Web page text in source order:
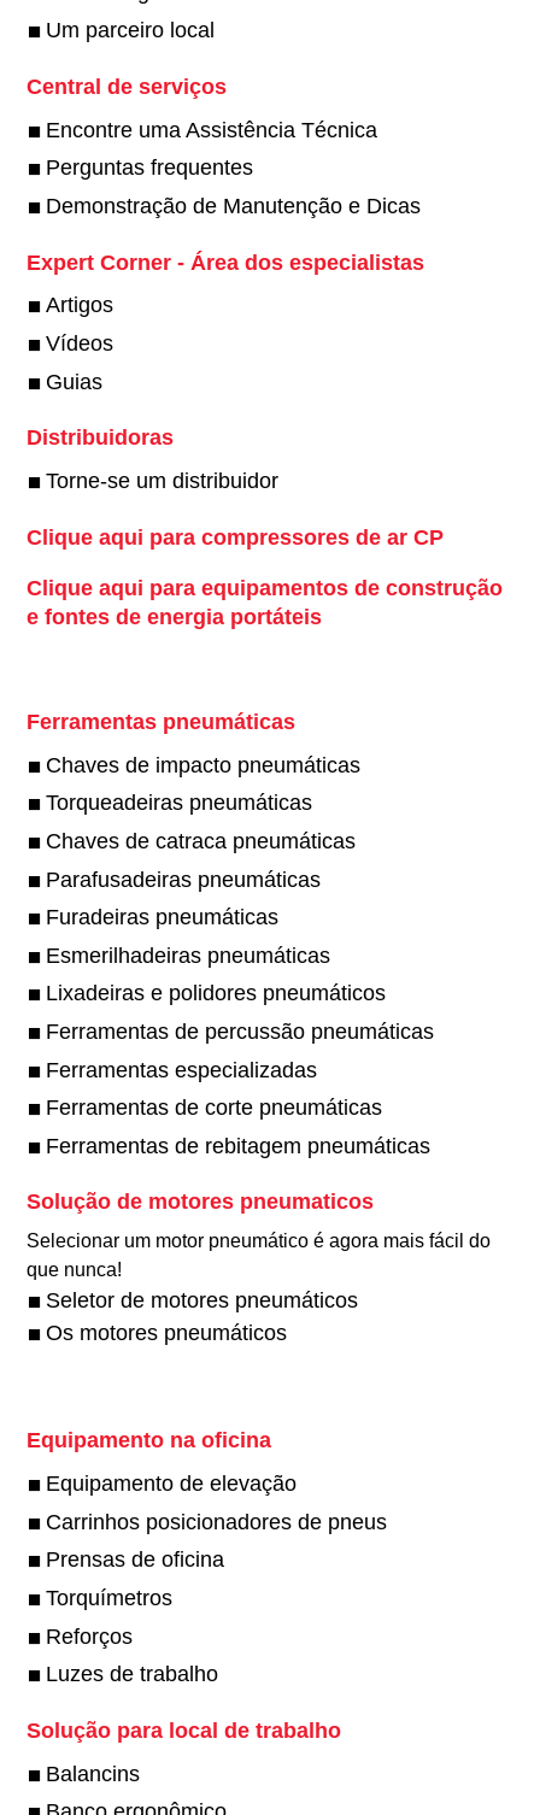
Um parceiro local
Central de serviços
Encontre uma Assistência Técnica
Perguntas frequentes
Demonstração de Manutenção e Dicas
Expert Corner - Área dos especialistas
Artigos
Vídeos
Guias
Distribuidoras
Torne-se um distribuidor
Clique aqui para compressores de ar CP
Clique aqui para equipamentos de construção
e fontes de energia portáteis
Ferramentas pneumáticas
Chaves de impacto pneumáticas
Torqueadeiras pneumáticas
Chaves de catraca pneumáticas
Parafusadeiras pneumáticas
Furadeiras pneumáticas
Esmerilhadeiras pneumáticas
Lixadeiras e polidores pneumáticos
Ferramentas de percussão pneumáticas
Ferramentas especializadas
Ferramentas de corte pneumáticas
Ferramentas de rebitagem pneumáticas
Solução de motores pneumaticos
Selecionar um motor pneumático é agora mais fácil do
que nunca!
Seletor de motores pneumáticos
Os motores pneumáticos
Equipamento na oficina
Equipamento de elevação
Carrinhos posicionadores de pneus
Prensas de oficina
Torquímetros
Reforços
Luzes de trabalho
Solução para local de trabalho
Balancins